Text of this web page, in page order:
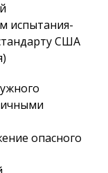
испытания-
США
опасного